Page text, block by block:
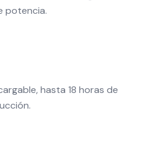
potencia.
hasta 18 horas de